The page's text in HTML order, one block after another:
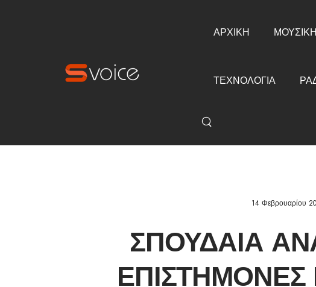
ΑΡΧΙΚΗ ΜΟΥΣΙΚΗ
ΤΕΧΝΟΛΟΓΙΑ
14 Φεβρουαρίου
ΣΠΟΥΔΑΊΑ